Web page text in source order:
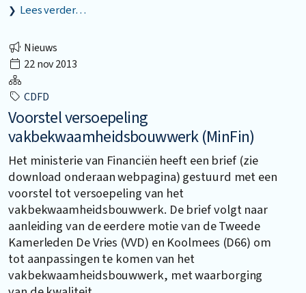
Lees verder…
Nieuws
22 nov 2013
CDFD
Voorstel versoepeling
vakbekwaamheidsbouwwerk (MinFin)
Het ministerie van Financiën heeft een brief (zie
download onderaan webpagina) gestuurd met een
voorstel tot versoepeling van het
vakbekwaamheidsbouwwerk. De brief volgt naar
aanleiding van de eerdere motie van de Tweede
Kamerleden De Vries (VVD) en Koolmees (D66) om
tot aanpassingen te komen van het
vakbekwaamheidsbouwwerk, met waarborging